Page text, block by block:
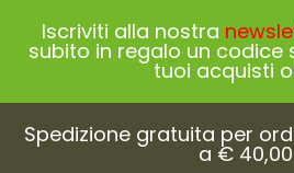
Iscriviti alla nostra
subito in regalo un codice
tuoi acquisti
Spedizione gratuita per
a € 40,00